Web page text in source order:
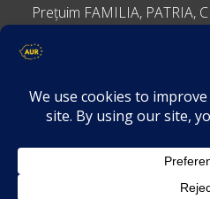
Prețuim FAMILIA, PATRIA,
VINO
Descarcă
Termeni și condiții